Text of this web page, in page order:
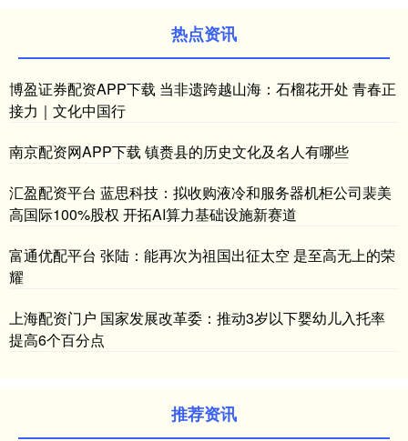
热点资讯
博盈证券配资APP下载 当非遗跨越山海：石榴花开处 青春正
接力｜文化中国行
南京配资网APP下载 镇赉县的历史文化及名人有哪些
汇盈配资平台 蓝思科技：拟收购液冷和服务器机柜公司裴美
高国际100%股权 开拓AI算力基础设施新赛道
富通优配平台 张陆：能再次为祖国出征太空 是至高无上的荣
耀
上海配资门户 国家发展改革委：推动3岁以下婴幼儿入托率
提高6个百分点
推荐资讯